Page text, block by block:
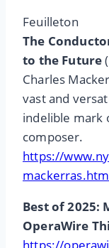
Feuilleton
The
to the Future
Charles
vast and
indelible mark
composer.
https://
Best of 2025:
OperaWire